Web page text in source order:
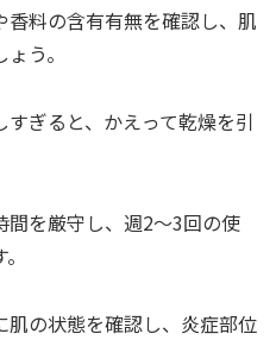
料の含有有無を確認し、肌
う。
ぎると、かえって乾燥を引
を厳守し、週2〜3回の使
の状態を確認し、炎症部位